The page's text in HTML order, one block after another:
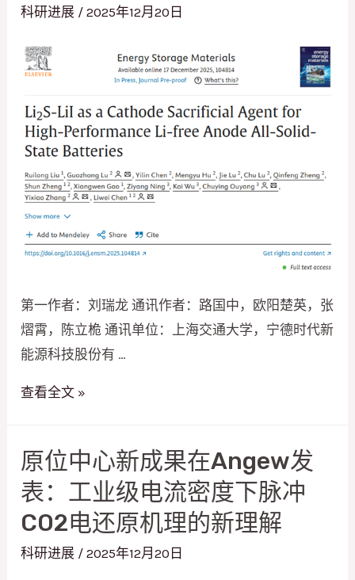
Nat.
发
纳
米
化
剂
表
面
原
子
可
见！
科研进展 /2025年12月20日
第一作者：刘瑞龙 通讯作者：路国中，欧阳楚英，张
熠霄，陈立桅 通讯单位：上海交通大学，宁德时代新
能源科技股份有 …
原
心
与
宁
时
查看全文 »
原位中心新成果在Angew发
表：工业级电流密度下脉冲
CO2电还原机理的新理解
科研进展 /2025年12月20日